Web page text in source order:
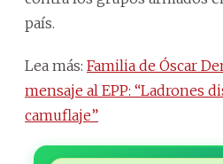
país.
Lea más: Familia de Óscar
mensaje al EPP: “Ladrones
camuflaje”